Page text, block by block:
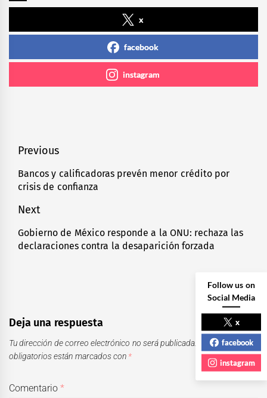
x
facebook
instagram
Navegación
de
entradas
Previous
Previous
post:
Bancos y calificadoras prevén menor crédito por
crisis de confianza
Next
Next
post:
Gobierno de México responde a la ONU: rechaza las
declaraciones contra la desaparición forzada
Deja una respuesta
Tu dirección de correo electrónico no será publicada.
Los campos
obligatorios están marcados con *
Comentario*
Follow us on
Social Media
x
facebook
instagram